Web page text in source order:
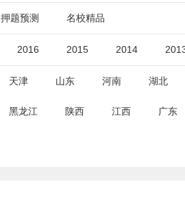
押题预测 名校精品
2016 2015 2014
天津 山东 河南 湖北
黑龙江 陕西 江西 广东